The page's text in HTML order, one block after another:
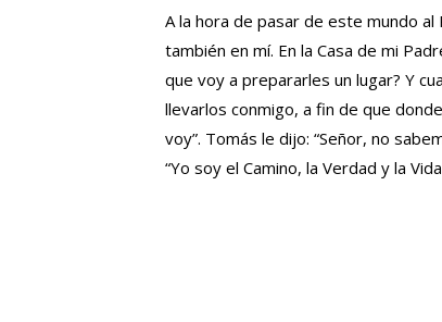
A la hora de pasar de este mundo al
también en mí. En la Casa de mi
que voy a prepararles un lugar? Y
llevarlos conmigo, a fin de que
voy”. Tomás le dijo: “Señor, no
“Yo soy el Camino, la Verdad y la